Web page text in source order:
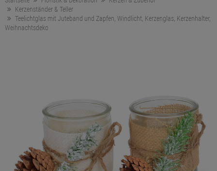
Kerzenständer & Teller
Teelichtglas mit Juteband und Zapfen, Windlicht, Kerzenglas, Kerzenhalter,
Weihnachtsdeko